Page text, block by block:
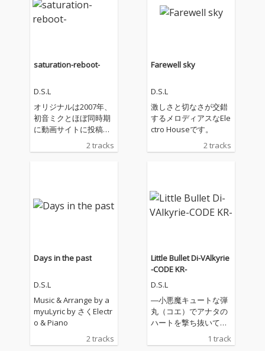
saturation-reboot-
D.S.L
オリジナルは2007年、
初音ミクとほぼ同時期
に動画サイトに投稿
し、後にゲームにも収
録された楽曲を新たな
2 tracks
Farewell sky
D.S.L
激しさと切なさが交錯
するメロディアスなEle
ctro Houseです。
2 tracks
Days in the past
D.S.L
Music & Arrange by a
myuLyric by さくElectr
o & Piano
2 tracks
Little Bullet Di-VAlkyrie
-CODE KR-
D.S.L
―小悪魔キュートな弾
丸（コエ）でアナタの
ハートを撃ち抜いてあ
げる―突き抜けるパワ
ーとキュートな鏡音リ
1 track